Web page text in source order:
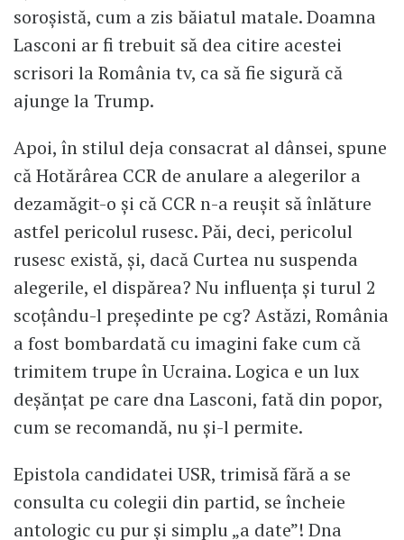
soroșistă, cum a zis băiatul matale. Doamna
Lasconi ar fi trebuit să dea citire acestei
scrisori la România tv, ca să fie sigură că
ajunge la Trump.
Apoi, în stilul deja consacrat al dânsei, spune
că Hotărârea CCR de anulare a alegerilor a
dezamăgit-o și că CCR n-a reușit să înlăture
astfel pericolul rusesc. Păi, deci, pericolul
rusesc există, și, dacă Curtea nu suspenda
alegerile, el dispărea? Nu influența și turul 2
scoțându-l președinte pe cg? Astăzi, România
a fost bombardată cu imagini fake cum că
trimitem trupe în Ucraina. Logica e un lux
deșănțat pe care dna Lasconi, fată din popor,
cum se recomandă, nu și-l permite.
Epistola candidatei USR, trimisă fără a se
consulta cu colegii din partid, se încheie
antologic cu pur și simplu „a date”! Dna